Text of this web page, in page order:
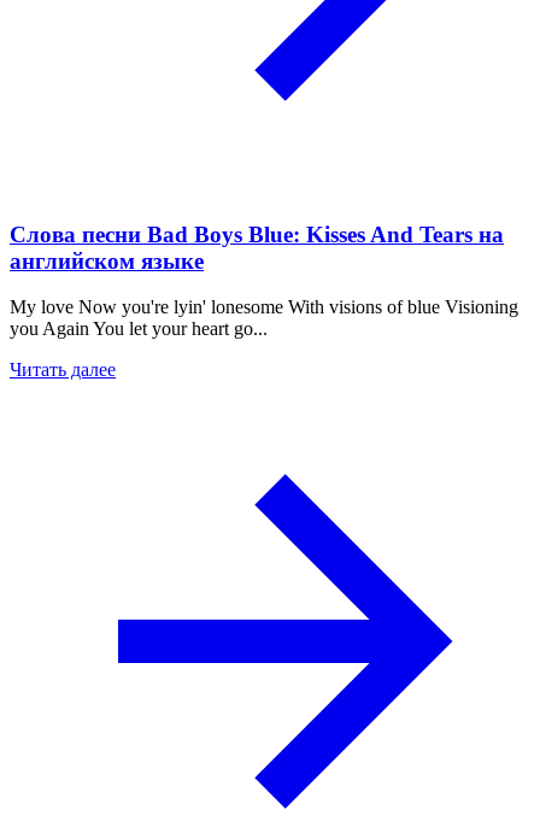
Слова песни Bad Boys Blue: Kisses And Tears на
английском языке
My love Now you're lyin' lonesome With visions of blue Visioning
you Again You let your heart go...
Читать далее